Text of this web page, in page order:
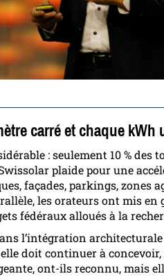
carré et chaque kWh
: seulement 10 % des
plaide pour une
façades, parkings, zones
les orateurs ont mis en
fédéraux alloués à la
l’intégration
doit continuer à
ont-ils reconnu, mais